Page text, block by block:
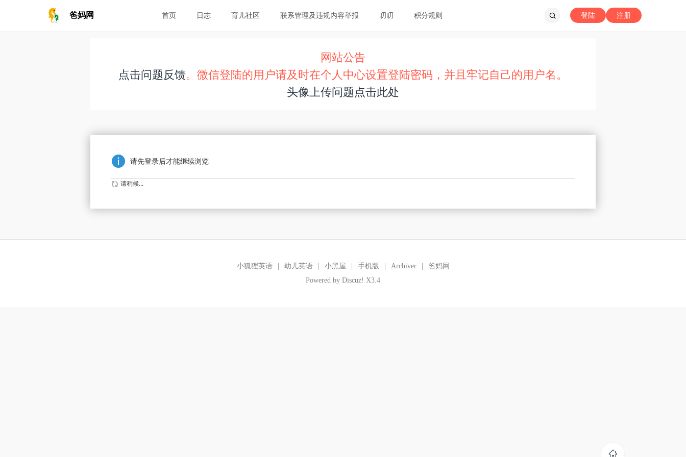
爸妈网 首页 日志 育儿社区 联系管理及违规内容举报 叨叨 积分规则 注册
登陆
网站公告
点击问题反馈。微信登陆的用户请及时在个人中心设置登陆密码，并且牢记自己的用户名。
头像上传问题点击此处
请先登录后才能继续浏览
请稍候...
小狐狸英语 幼儿英语 小黑屋 手机版 Archiver
爸妈网
Powered by Discuz! X3.4